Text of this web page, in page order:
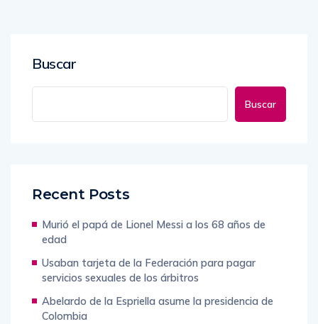
Buscar
Buscar
Recent Posts
Murió el papá de Lionel Messi a los 68 años de
edad
Usaban tarjeta de la Federación para pagar
servicios sexuales de los árbitros
Abelardo de la Espriella asume la presidencia de
Colombia